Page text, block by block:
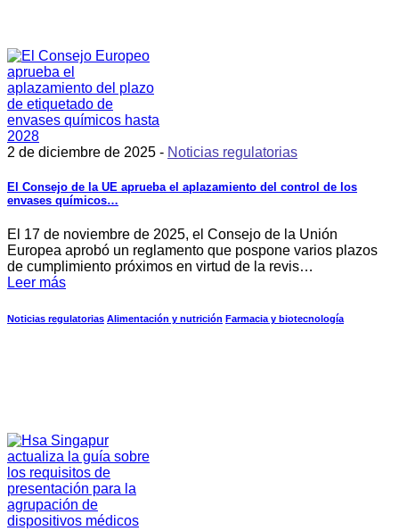
2 de diciembre de 2025 - Noticias regulatorias
El Consejo de la UE aprueba el aplazamiento del control de los
envases químicos…
El 17 de noviembre de 2025, el Consejo de la Unión
Europea aprobó un reglamento que pospone varios plazos
de cumplimiento próximos en virtud de la revis…
Leer más
Noticias regulatorias Alimentación y nutrición Farmacia y biotecnología